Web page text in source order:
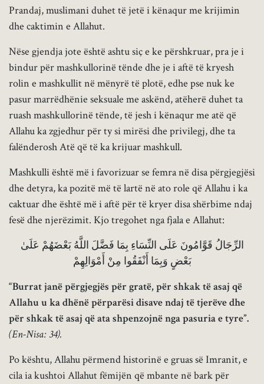
Prandaj, muslimani duhet të jetë i kënaqur me krijimin
dhe caktimin e Allahut.
Nëse gjendja jote është ashtu siç e ke përshkruar, pra je i
bindur për mashkullorinë tënde dhe je i aftë të kryesh
rolin e mashkullit në mënyrë të plotë, edhe pse nuk ke
pasur marrëdhënie seksuale me askënd, atëherë duhet ta
ruash mashkullorinë tënde, të jesh i kënaqur me atë që
Allahu ka zgjedhur për ty si mirësi dhe privilegj, dhe ta
falënderosh Atë që të ka krijuar mashkull.
Mashkulli është më i favorizuar se femra në disa përgjegjësi
dhe detyra, ka pozitë më të lartë në ato role që Allahu i ka
caktuar dhe është më i aftë për të kryer disa shërbime ndaj
fesë dhe njerëzimit. Kjo tregohet nga fjala e Allahut:
الرِّجَالُ قَوَّامُونَ عَلَى النِّسَاءِ بِمَا فَضَّلَ اللَّهُ بَعْضَهُمْ عَلَىٰ
بَعْضٍ وَبِمَا أَنْفَقُوا مِنْ أَمْوَالِهِمْ
“Burrat janë përgjegjës për gratë, për shkak të asaj që
Allahu u ka dhënë përparësi disave ndaj të tjerëve dhe
për shkak të asaj që ata shpenzojnë nga pasuria e tyre”.
(En-Nisa: 34).
Po kështu, Allahu përmend historinë e gruas së Imranit, e
cila ia kushtoi Allahut fëmijën që mbante në bark për